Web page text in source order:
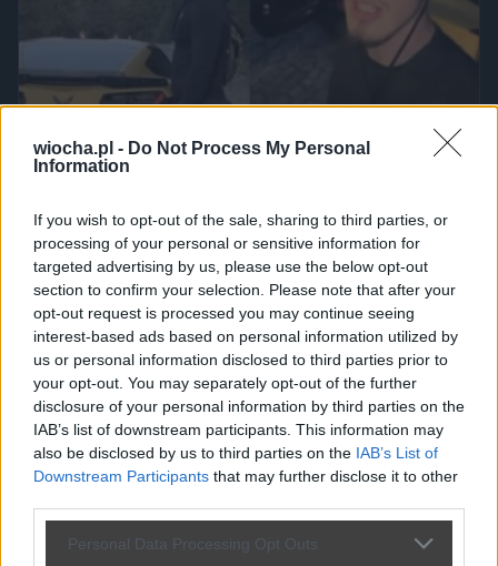
wiocha.pl - Do Not Process My Personal
Information
If you wish to opt-out of the sale, sharing to third parties, or
processing of your personal or sensitive information for
targeted advertising by us, please use the below opt-out
section to confirm your selection. Please note that after your
opt-out request is processed you may continue seeing
interest-based ads based on personal information utilized by
us or personal information disclosed to third parties prior to
your opt-out. You may separately opt-out of the further
disclosure of your personal information by third parties on the
IAB’s list of downstream participants. This information may
also be disclosed by us to third parties on the IAB’s List of
Downstream Participants that may further disclose it to other
Personal Data Processing Opt Outs
Powinna do pakietu być
2450 9 Inne